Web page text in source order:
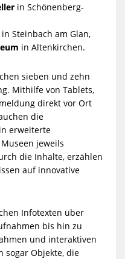
in Schönenberg-
in Steinbach am Glan,
in Altenkirchen.
sieben und zehn
Mithilfe von Tablets,
direkt vor Ort
die
erweiterte
jeweils
die Inhalte, erzählen
auf innovative
Infotexten über
bis hin zu
und interaktiven
sogar Objekte, die